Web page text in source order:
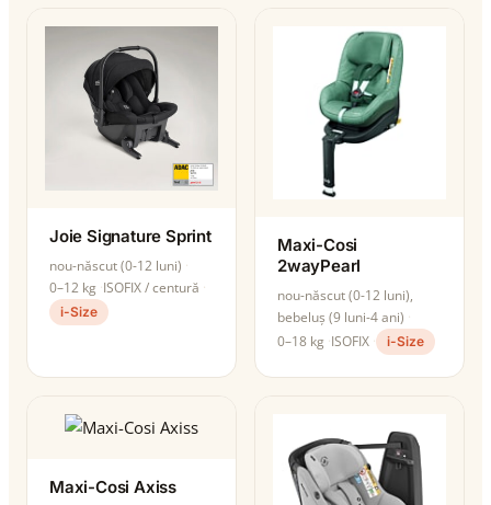
Joie Signature Sprint
nou-născut (0-12 luni)
0–12 kg ISOFIX / centură
i-Size
Maxi-Cosi
2wayPearl
nou-născut (0-12 luni),
bebeluș (9 luni-4 ani)
0–18 kg ISOFIX i-Size
Maxi-Cosi Axiss